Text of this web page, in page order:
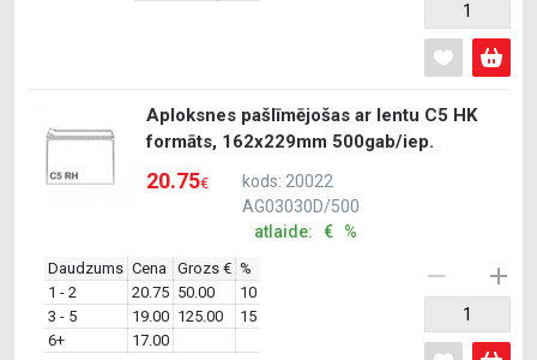
Aploksnes pašlīmējošas ar lentu C5 HK
formāts, 162x229mm 500gab/iep.
20.75€
kods: 20022
AG03030D/500
atlaide: € %
Daudzums Cena Grozs € %
1 - 2
20.75 50.00
10
3 - 5
19.00 125.00
15
6+
17.00